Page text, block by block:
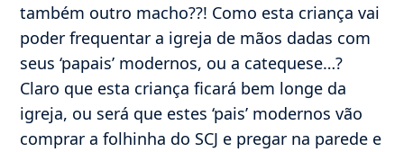
também outro macho??! Como esta criança vai
poder frequentar a igreja de mãos dadas com
seus ‘papais’ modernos, ou a catequese…?
Claro que esta criança ficará bem longe da
igreja, ou será que estes ‘pais’ modernos vão
comprar a folhinha do SCJ e pregar na parede e